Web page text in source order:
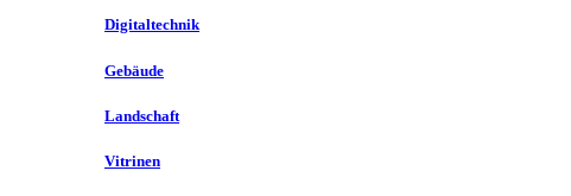
Digitaltechnik
Gebäude
Landschaft
Vitrinen